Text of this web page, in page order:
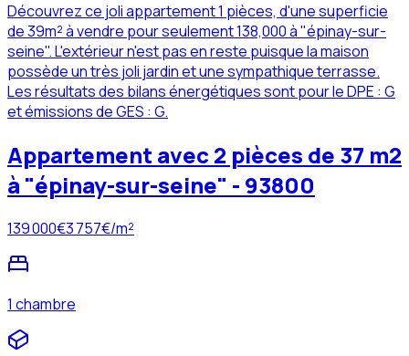
Découvrez ce joli appartement 1 pièces, d'une superficie
de 39m² à vendre pour seulement 138,000 à "épinay-sur-
seine". L'extérieur n'est pas en reste puisque la maison
possède un très joli jardin et une sympathique terrasse.
Les résultats des bilans énergétiques sont pour le DPE : G
et émissions de GES : G.
Appartement avec 2 pièces de 37 m2
à "épinay-sur-seine" - 93800
139 000€3 757€/m²
1 chambre